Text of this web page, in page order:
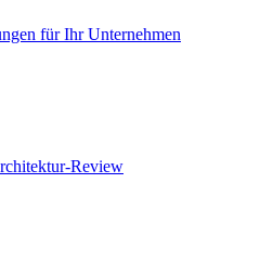
für Ihr Unternehmen
Review